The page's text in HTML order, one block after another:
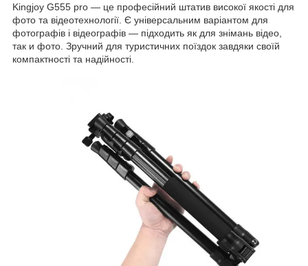
Kingjoy G555 pro — це професійний штатив високої якості для
фото та відеотехнології. Є універсальним варіантом для
фотографів і відеографів — підходить як для знімань відео,
так и фото. Зручний для туристичних поїздок завдяки своїй
компактності та надійності.